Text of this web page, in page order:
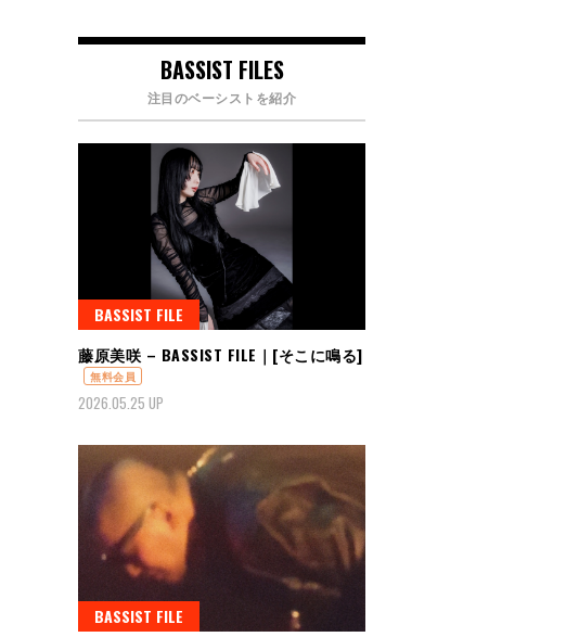
BASSIST FILES
注目のベーシストを紹介
BASSIST FILE
藤原美咲 – BASSIST FILE｜[そこに鳴る]
無料会員
2026.05.25 UP
BASSIST FILE